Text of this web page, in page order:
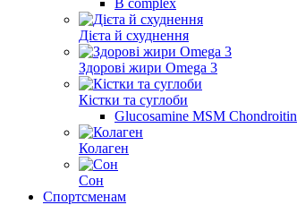
B complex
Дієта й схуднення
Здорові жири Omega 3
Кістки та суглоби
Glucosamine MSM Chondroitin
Колаген
Сон
Спортсменам